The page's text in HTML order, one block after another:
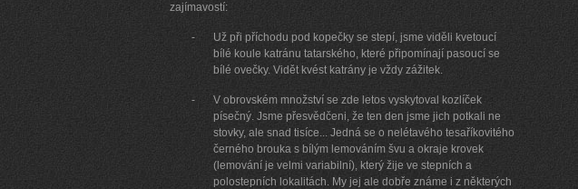
zajímavostí:
-
Už při příchodu pod kopečky se stepí, jsme viděli kvetoucí
bílé koule katránu tatarského, které připomínají pasoucí se
bílé ovečky. Vidět kvést katrány je vždy zážitek.
-
V obrovském množství se zde letos vyskytoval kozlíček
písečný. Jsme přesvědčeni, že ten den jsme jich potkali ne
stovky, ale snad tisíce... Jedná se o nelétavého tesaříkovitého
černého brouka s bílým lemováním švu a okraje krovek
(lemování je velmi variabilní), který žije ve stepních a
polostepních lokalitách. My jej ale dobře známe i z některých